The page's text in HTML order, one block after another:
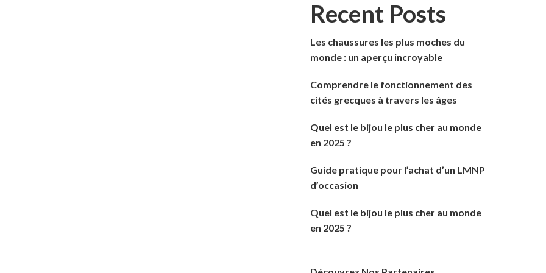
Recent Posts
Les chaussures les plus moches du
monde : un aperçu incroyable
Comprendre le fonctionnement des
cités grecques à travers les âges
Quel est le bijou le plus cher au monde
en 2025 ?
Guide pratique pour l’achat d’un LMNP
d’occasion
Quel est le bijou le plus cher au monde
en 2025 ?